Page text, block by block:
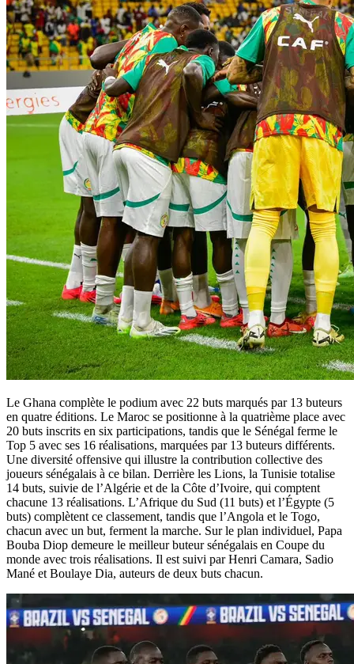
Le Ghana complète le podium avec 22 buts marqués par 13 buteurs
en quatre éditions. Le Maroc se positionne à la quatrième place avec
20 buts inscrits en six participations, tandis que le Sénégal ferme le
Top 5 avec ses 16 réalisations, marquées par 13 buteurs différents.
Une diversité offensive qui illustre la contribution collective des
joueurs sénégalais à ce bilan. Derrière les Lions, la Tunisie totalise
14 buts, suivie de l’Algérie et de la Côte d’Ivoire, qui comptent
chacune 13 réalisations. L’Afrique du Sud (11 buts) et l’Égypte (5
buts) complètent ce classement, tandis que l’Angola et le Togo,
chacun avec un but, ferment la marche. Sur le plan individuel, Papa
Bouba Diop demeure le meilleur buteur sénégalais en Coupe du
monde avec trois réalisations. Il est suivi par Henri Camara, Sadio
Mané et Boulaye Dia, auteurs de deux buts chacun.